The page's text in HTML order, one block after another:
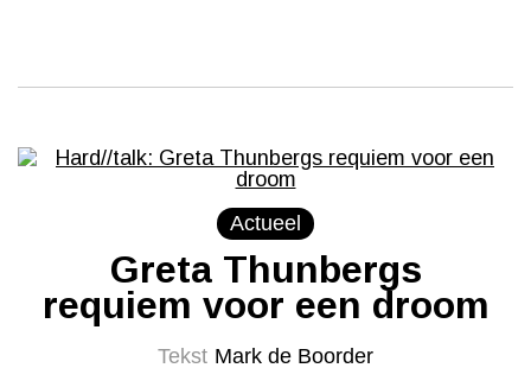
Actueel
Greta Thunbergs
requiem voor een droom
Tekst Mark de Boorder